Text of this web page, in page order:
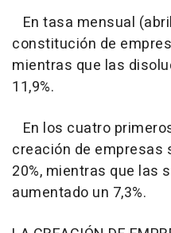
En tasa mensual
constitución de
mientras que las
11,9%.
En los cuatro
creación de empresas
20%, mientras que las
aumentado un 7,3%.